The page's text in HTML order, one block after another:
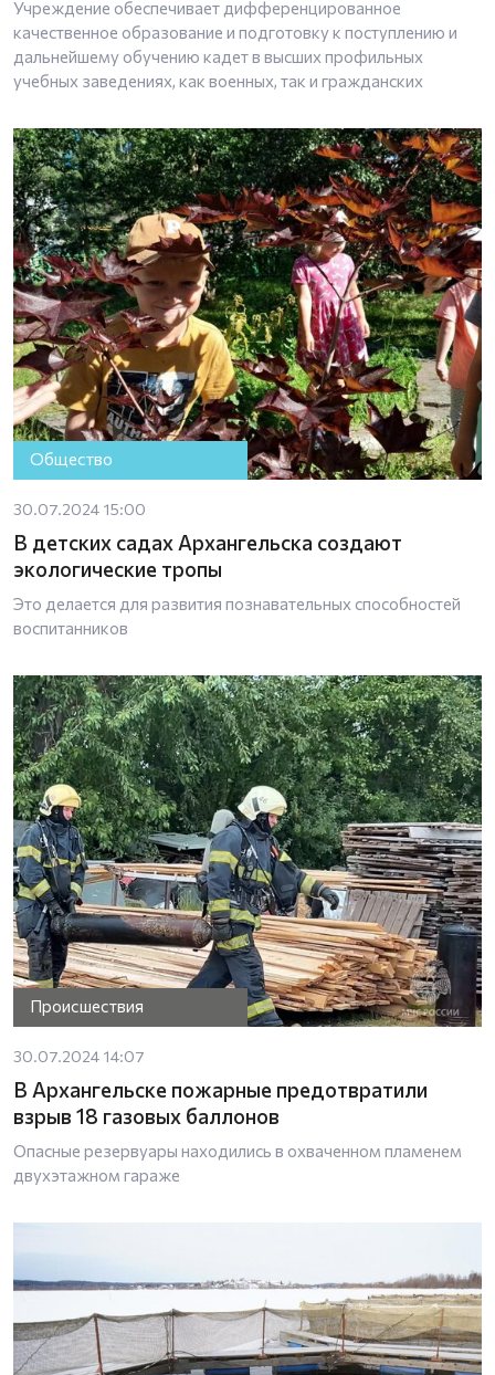
Учреждение обеспечивает дифференцированное
качественное образование и подготовку к поступлению и
дальнейшему обучению кадет в высших профильных
учебных заведениях, как военных, так и гражданских
Общество
30.07.2024 15:00
В детских садах Архангельска создают
экологические тропы
Это делается для развития познавательных способностей
воспитанников
Происшествия
30.07.2024 14:07
В Архангельске пожарные предотвратили
взрыв 18 газовых баллонов
Опасные резервуары находились в охваченном пламенем
двухэтажном гараже